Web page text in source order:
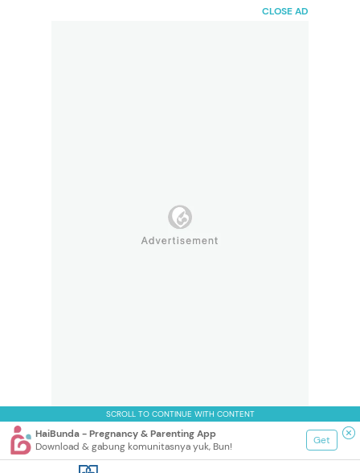
CLOSE AD
SCROLL TO CONTINUE WITH CONTENT
HaiBunda - Pregnancy & Parenting App
Download & gabung komunitasnya yuk, Bun!
Get